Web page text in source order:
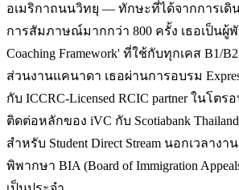
อเมริกาถนนวิทยุ — ทักษะที่ได้จากการเดิ
การสัมภาษณ์มากกว่า 800 ครั้ง เธอเป็นผู้
Coaching Framework' ที่ใช้กับทุกเคส B1/
ส่วนงานแคนาดา เธอผ่านการอบรม
กับ ICCRC-Licensed RCIC partner ในโตร
ติดต่อหลักของ iVC กับ Scotiabank Thailand
สำหรับ Student Direct Stream นอกเวลา
พิพากษา BIA (Board of Immigration